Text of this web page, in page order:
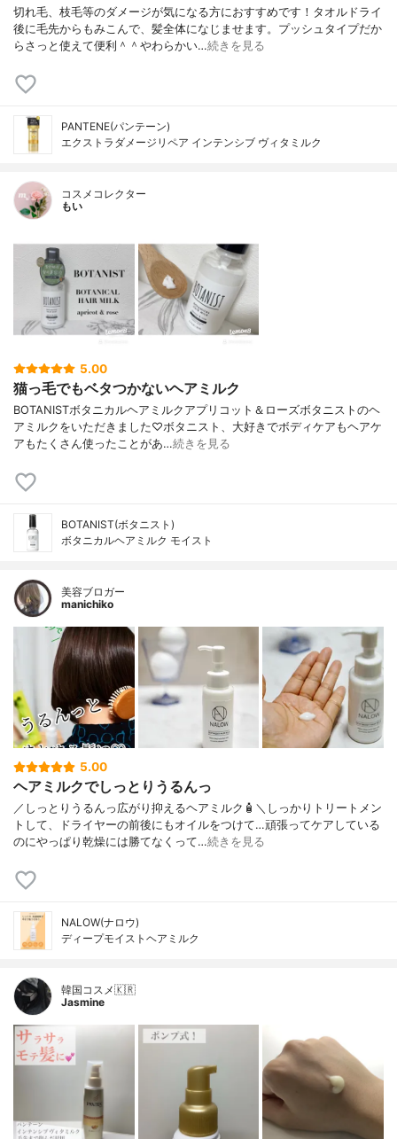
切れ毛、枝毛等のダメージが気になる方におすすめです！タオルドライ
後に毛先からもみこんで、髪全体になじませます。プッシュタイプだか
らさっと使えて便利＾＾やわらかい…続きを見る
PANTENE(パンテーン)
エクストラダメージリペア インテンシブ ヴィタミルク
コスメコレクター
もい
5.00
猫っ毛でもベタつかないヘアミルク
BOTANISTボタニカルヘアミルクアプリコット＆ローズボタニストのヘ
アミルクをいただきました♡ボタニスト、大好きでボディケアもヘアケ
アもたくさん使ったことがあ…続きを見る
BOTANIST(ボタニスト)
ボタニカルヘアミルク モイスト
美容ブロガー
manichiko
5.00
ヘアミルクでしっとりうるんっ
／しっとりうるんっ広がり抑えるヘアミルク🧴＼しっかりトリートメン
トして、ドライヤーの前後にもオイルをつけて…頑張ってケアしている
のにやっぱり乾燥には勝てなくって…続きを見る
NALOW(ナロウ)
ディープモイストヘアミルク
韓国コスメ🇰🇷
Jasmine